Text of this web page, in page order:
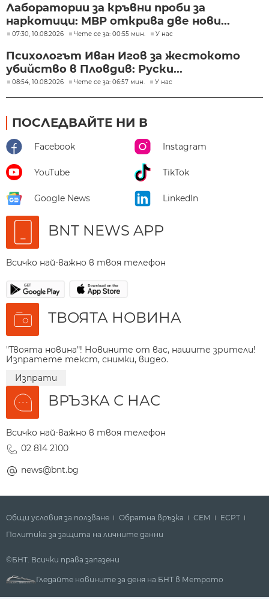
Лаборатории за кръвни проби за
наркотици: МВР открива две нови...
07:30, 10.08.2026 Чете се за: 00:55 мин. У нас
Психологът Иван Игов за жестокото
убийство в Пловдив: Руски...
08:54, 10.08.2026 Чете се за: 06:57 мин. У нас
ПОСЛЕДВАЙТЕ НИ В
Facebook Instagram
YouTube TikTok
Google News LinkedIn
BNT NEWS APP
Всичко най-важно в твоя телефон
ТВОЯТА НОВИНА
"Твоята новина"! Новините от вас, нашите зрители!
Изпратете текст, снимки, видео.
Изпрати
ВРЪЗКА С НАС
Всичко най-важно в твоя телефон
02 814 2100
news@bnt.bg
Общи условия за ползване Обратна връзка СЕМ
ECPT
Политика за защита на личните данни
©БНТ. Всички права запазени
Гледайте новините за деня на БНТ в Метрото